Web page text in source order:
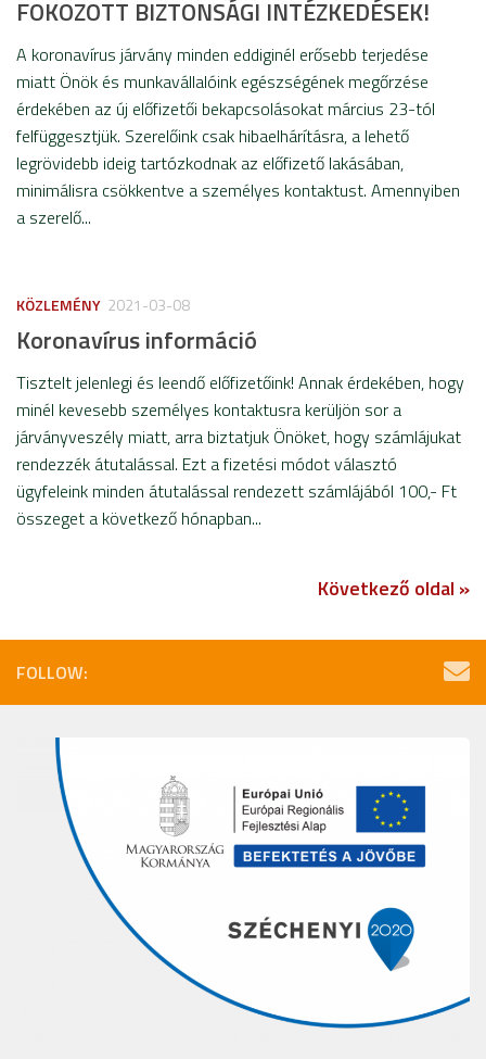
FOKOZOTT BIZTONSÁGI INTÉZKEDÉSEK!
A koronavírus járvány minden eddiginél erősebb terjedése
miatt Önök és munkavállalóink egészségének megőrzése
érdekében az új előfizetői bekapcsolásokat március 23-tól
felfüggesztjük. Szerelőink csak hibaelhárításra, a lehető
legrövidebb ideig tartózkodnak az előfizető lakásában,
minimálisra csökkentve a személyes kontaktust. Amennyiben
a szerelő...
KÖZLEMÉNY 2021-03-08
Koronavírus információ
Tisztelt jelenlegi és leendő előfizetőink! Annak érdekében, hogy
minél kevesebb személyes kontaktusra kerüljön sor a
járványveszély miatt, arra biztatjuk Önöket, hogy számlájukat
rendezzék átutalással. Ezt a fizetési módot választó
ügyfeleink minden átutalással rendezett számlájából 100,- Ft
összeget a következő hónapban...
Következő oldal »
FOLLOW: